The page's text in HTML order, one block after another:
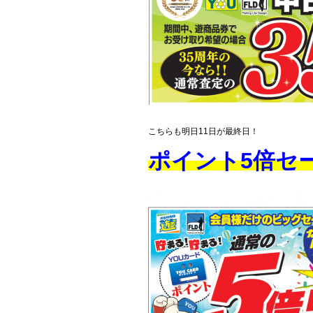
こちらも明日11日が最終日！
ポイント5倍セ